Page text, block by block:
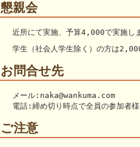
懇親会
近所にて実施、予算4,000で実施し
学生（社会人学生除く）の方は
お問合せ先
メール:naka@wankuma.com
電話:締め切り時点で全員の参加者
ご注意